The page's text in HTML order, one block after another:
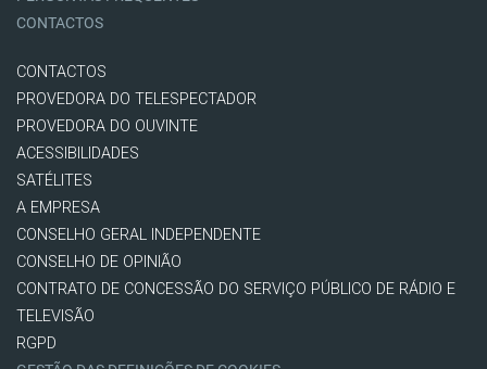
CONTACTOS
CONTACTOS
PROVEDORA DO TELESPECTADOR
PROVEDORA DO OUVINTE
ACESSIBILIDADES
SATÉLITES
A EMPRESA
CONSELHO GERAL INDEPENDENTE
CONSELHO DE OPINIÃO
CONTRATO DE CONCESSÃO DO SERVIÇO PÚBLICO DE RÁDIO E
TELEVISÃO
RGPD